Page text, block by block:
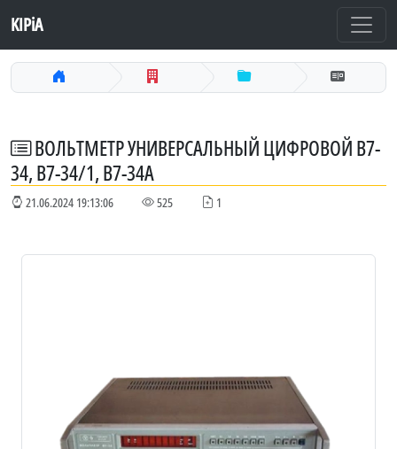
KIPiA
ВОЛЬТМЕТР УНИВЕРСАЛЬНЫЙ ЦИФРОВОЙ В7-
34, В7-34/1, В7-34А
21.06.2024 19:13:06 525 1